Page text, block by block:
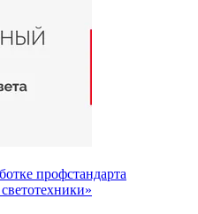
профстандарта